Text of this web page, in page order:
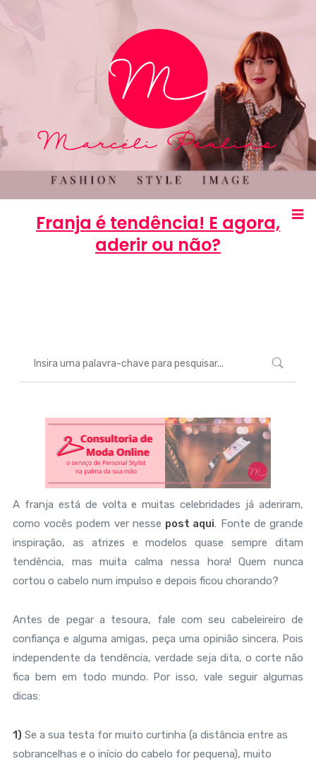
Franja é tendência! E agora,
aderir ou não?
A franja está de volta e muitas celebridades já aderiram,
como vocês podem ver nesse post aqui. Fonte de grande
inspiração, as atrizes e modelos quase sempre ditam
tendência, mas muita calma nessa hora! Quem nunca
cortou o cabelo num impulso e depois ficou chorando?
Antes de pegar a tesoura, fale com seu cabeleireiro de
confiança e alguma amigas, peça uma opinião sincera. Pois
independente da tendência, verdade seja dita, o corte não
fica bem em todo mundo. Por isso, vale seguir algumas
dicas:
1) Se a sua testa for muito curtinha (a distância entre as
sobrancelhas e o início do cabelo for pequena), muito